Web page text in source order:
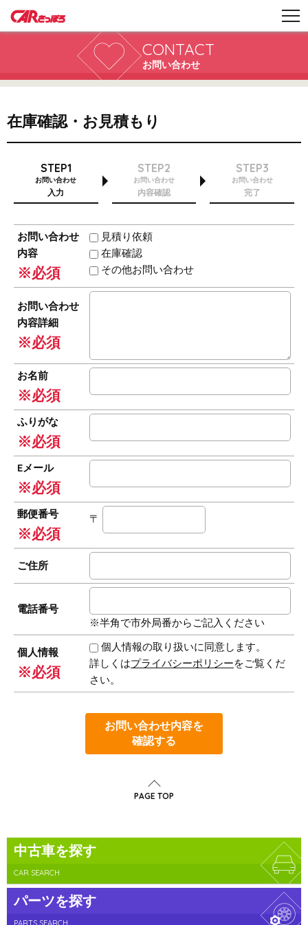
CONTACT
お問い合わせ
在庫確認・お見積もり
STEP1
お問い合わせ
入力
STEP2
お問い合わせ
内容確認
STEP3
お問い合わせ
完了
お問い合わせ
内容
※必須
見積り依頼
在庫確認
その他お問い合わせ
お問い合わせ
内容詳細
※必須
お名前
※必須
ふりがな
※必須
Eメール
※必須
郵便番号
※必須
〒
ご住所
電話番号
※半角で市外局番からご記入ください
個人情報
※必須
個人情報の取り扱いに同意します。
詳しくはプライバシーポリシーをご覧くだ
さい。
お問い合わせ内容を
確認する
PAGE TOP
中古車を探す
CAR SEARCH
パーツを探す
PARTS SEARCH